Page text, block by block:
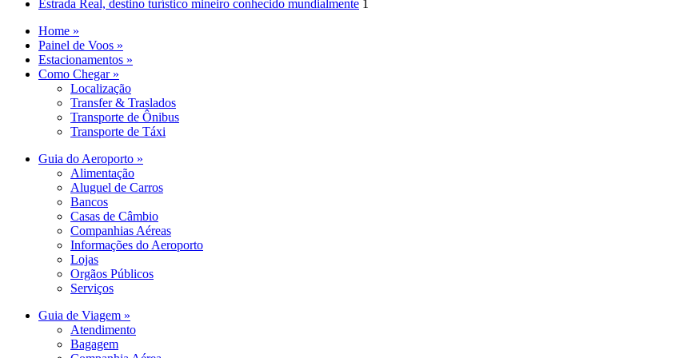
Estrada Real, destino turístico mineiro conhecido mundialmente 1
Home »
Painel de Voos »
Estacionamentos »
Como Chegar »
Localização
Transfer & Traslados
Transporte de Ônibus
Transporte de Táxi
Guia do Aeroporto »
Alimentação
Aluguel de Carros
Bancos
Casas de Câmbio
Companhias Aéreas
Informações do Aeroporto
Lojas
Orgãos Públicos
Serviços
Guia de Viagem »
Atendimento
Bagagem